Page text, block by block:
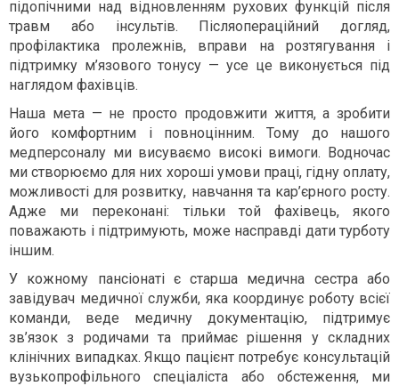
підопічними над відновленням рухових функцій після
травм або інсультів. Післяопераційний догляд,
профілактика пролежнів, вправи на розтягування і
підтримку м’язового тонусу — усе це виконується під
наглядом фахівців.
Наша мета — не просто продовжити життя, а зробити
його комфортним і повноцінним. Тому до нашого
медперсоналу ми висуваємо високі вимоги. Водночас
ми створюємо для них хороші умови праці, гідну оплату,
можливості для розвитку, навчання та кар’єрного росту.
Адже ми переконані: тільки той фахівець, якого
поважають і підтримують, може насправді дати турботу
іншим.
У кожному пансіонаті є старша медична сестра або
завідувач медичної служби, яка координує роботу всієї
команди, веде медичну документацію, підтримує
зв’язок з родичами та приймає рішення у складних
клінічних випадках. Якщо пацієнт потребує консультацій
вузькопрофільного спеціаліста або обстеження, ми